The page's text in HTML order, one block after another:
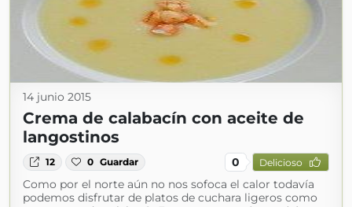
14 junio 2015
Crema de calabacín con aceite de
langostinos
12 0 Guardar 0 Delicioso
Como por el norte aún no nos sofoca el calor todavía
podemos disfrutar de platos de cuchara ligeros como